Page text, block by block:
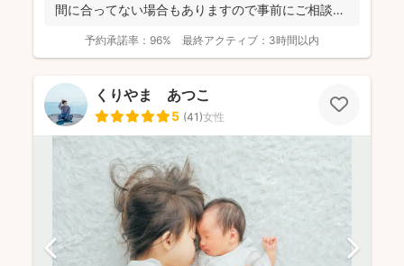
間に合ってない場合もありますので事前にご相談く
予約承諾率： 96% 最終アクティブ： 3時間以内
くりやま あつこ
5 (41)女性